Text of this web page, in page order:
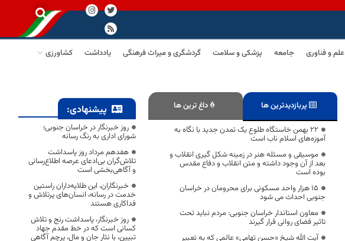
علم و فناوری جامعه پزشکی و سلامت گردشگری و میراث فرهنگی یادداشت
کشاورزی
پربازدیدترین ها داغ ترین ها
۲۲ بهمن خاستگاه طلوع یک تمدن جدید با نگاه به
آموزه‌های اسلام ناب است
موسیقی و مسئله هنر در زمینه شکل گیری انقلاب و
بعد از آن وجود داشته و متن انقلاب و دفاع مقدس
بوده است
۱۵ هزار واحد مسکونی برای محرومان در خراسان
جنوبی احداث می شود
معاون استاندار خراسان جنوبی: مردم نباید تحت
تاثیر فضای روانی قرار گیرند
آیت الله شیخ «حسن تهامی» عالمی که به تعبیر
پیشنهادی:
روز خبرنگار در خراسان جنوبی؛
شورای اداری به رنگ رسانه
هفدهم مرداد روز پاسداشت
تلاش‌گران بی‌ادعای عرصه اطلاع‌رسانی
و آگاهی‌بخشی است
خبرنگاران، این طلایه‌داران راستین
خدمت در رسانه، انسان‌های پرتلاش و
فداکاری هستند
روز خبرنگار، پاسداشت رنج و تلاش
کسانی است که در خط مقدم جهاد
تبیین، با نثار جان و مال، پرچم آگاهی